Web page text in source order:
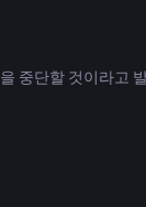
이블코인 도입과
의 반대 없는 프
중단할 것이라고